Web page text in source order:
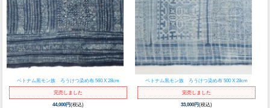
ベトナム黒モン族 ろうけつ染め布 560 X 28cm
完売しました
44,000円(税込)
ベトナム黒モン族 ろうけつ染め布 500 X 28cm
完売しました
33,000円(税込)